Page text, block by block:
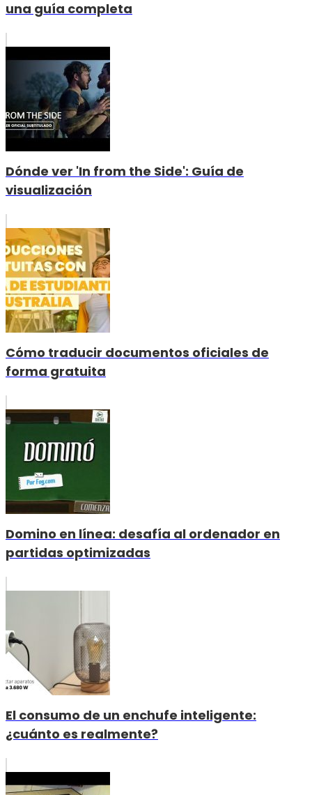
una guía completa
Dónde ver 'In from the Side': Guía de
visualización
Cómo traducir documentos oficiales de
forma gratuita
Domino en línea: desafía al ordenador en
partidas optimizadas
El consumo de un enchufe inteligente:
¿cuánto es realmente?